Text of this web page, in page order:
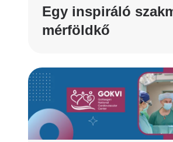
Egy inspiráló
mérföldkő